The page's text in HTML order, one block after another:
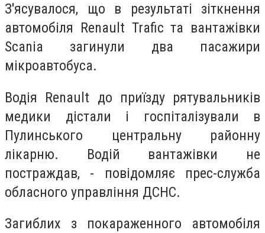
З'ясувалося, що в результаті зіткнення
автомобіля Renault Trafic та вантажівки
Scania загинули два пасажири
мікроавтобуса.
Водія Renault до приїзду рятувальників
медики дістали і госпіталізували в
Пулинського центральну районну
лікарню. Водій вантажівки не
постраждав, - повідомляє прес-служба
обласного управління ДСНС.
Загиблих з покараженного автомобіля